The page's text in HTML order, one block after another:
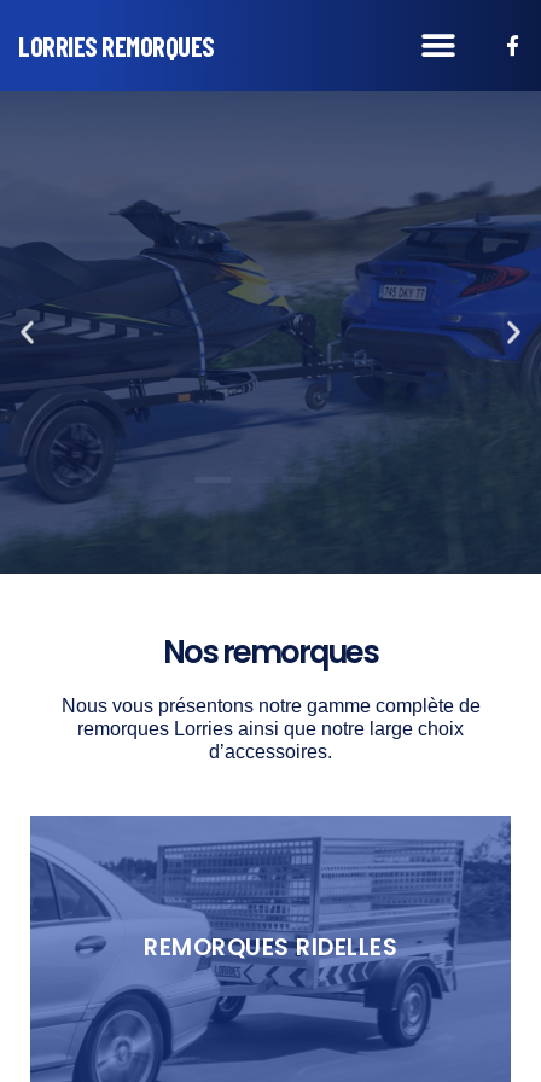
LORRIES REMORQUES
Remorques Jet-ski
Remorques jet-ski et remorques bateaux.
NOTRE SOCIÉTÉ
Nos remorques
Nous vous présentons notre gamme complète de
remorques Lorries ainsi que notre large choix
d’accessoires.
REMORQUES RIDELLES
REMORQUES RIDELLES
Découvrez notre gamme de remorques ridelles
DÉCOUVRIR